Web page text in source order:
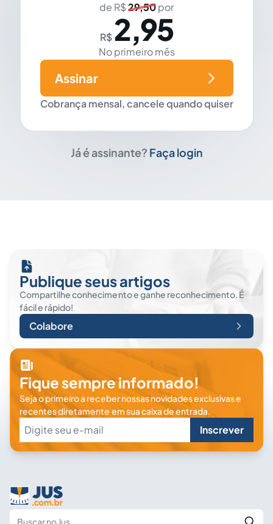
de R$29,50por
R$ 2,95
No primeiro mês
Cobrança mensal, cancele quando quiser
Assinar
Já é assinante? Faça login
Publique seus artigos
Compartilhe conhecimento e ganhe reconhecimento. É
fácil e rápido!
Colabore
Fique sempre informado!
Seja o primeiro a receber nossas novidades exclusivas e
recentes diretamente em sua caixa de entrada.
Inscrever